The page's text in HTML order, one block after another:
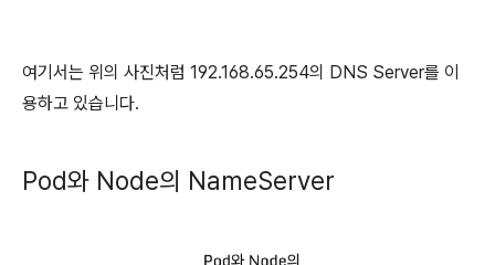
여기서는 위의 사진처럼 192.168.65.254의 DNS Server를 이
용하고 있습니다.
Pod와 Node의 NameServer